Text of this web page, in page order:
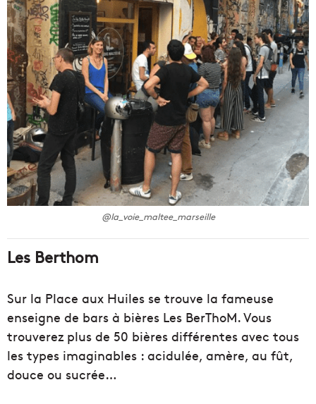
@la_voie_maltee_marseille
Les Berthom
Sur la Place aux Huiles se trouve la fameuse
enseigne de bars à bières Les BerThoM. Vous
trouverez plus de 50 bières différentes avec tous
les types imaginables : acidulée, amère, au fût,
douce ou sucrée…